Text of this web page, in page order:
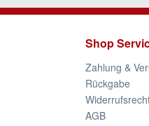
Shop
Zahlung &
Rückgabe
AGB